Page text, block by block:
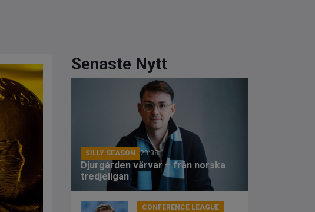
Senaste Nytt
SILLY SEASON 23:38
Djurgården värvar – från norska
tredjeligan
CONFERENCE LEAGUE